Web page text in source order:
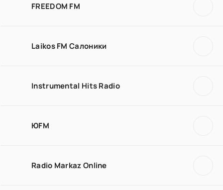
FREEDOM FM
Laikos FM Салоники
Instrumental Hits Radio
ЮFM
Radio Markaz Online